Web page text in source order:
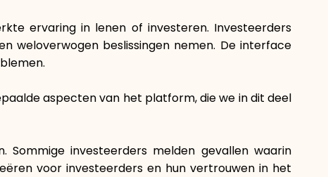
ervaring in lenen of investeren. Investeerders
weloverwogen beslissingen nemen. De interface
aspecten van het platform, die we in dit deel
investeerders melden gevallen waarin
voor investeerders en hun vertrouwen in het